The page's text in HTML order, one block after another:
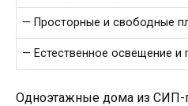
— Просторные и свободные
— Естественное освещение и
Одноэтажные дома из СИП-